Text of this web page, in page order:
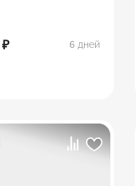
₽ 6 дней